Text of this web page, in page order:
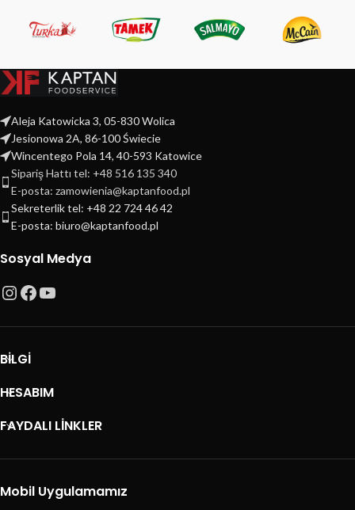
Aleja Katowicka 3, 05-830 Wolica
Jesionowa 2A, 86-100 Świecie
Wincentego Pola 14, 40-593 Katowice
Sipariş Hattı tel: +48 516 135 340
E-posta: zamowienia@kaptanfood.pl
Sekreterlik tel: +48 22 724 46 42
E-posta: biuro@kaptanfood.pl
Sosyal Medya
BILGI
HESABIM
FAYDALI LİNKLER
Mobil Uygulamamız